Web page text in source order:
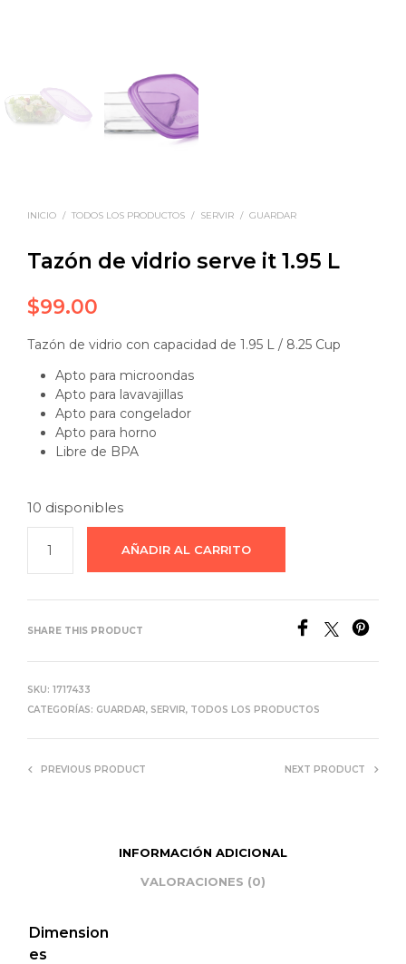
INICIO / TODOS LOS PRODUCTOS / SERVIR / GUARDAR
Tazón de vidrio serve it 1.95 L
$99.00
Tazón de vidrio con capacidad de 1.95 L / 8.25 Cup
Apto para microondas
Apto para lavavajillas
Apto para congelador
Apto para horno
Libre de BPA
10 disponibles
AÑADIR AL CARRITO
SHARE THIS PRODUCT
SKU: 1717433
CATEGORÍAS: GUARDAR, SERVIR, TODOS LOS PRODUCTOS
PREVIOUS PRODUCT NEXT PRODUCT
INFORMACIÓN ADICIONAL
VALORACIONES (0)
Dimension
es